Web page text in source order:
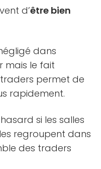
d’être bien
dans
mais le fait
permet de
rapidement.
si les salles
regroupent dans
des traders